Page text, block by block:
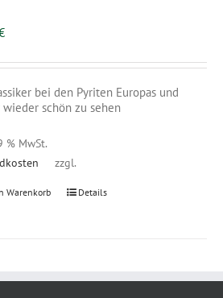
bei den Pyriten Europas und
schön zu sehen
% MwSt.
zzgl.
Warenkorb Details